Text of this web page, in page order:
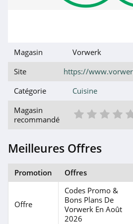
Magasin
Vorwerk
Site
https://
Catégorie
Cuisine
Magasin
recommandé
3
2
1
Meilleures Offres
Promotion Offres
Offre
Codes Promo &
Bons Plans De
Vorwerk En Août
2026